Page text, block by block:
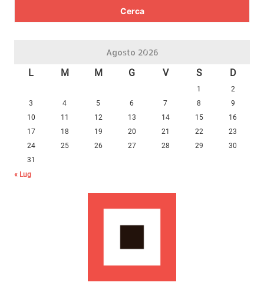
Agosto 2026
L M M G V S D
1
2
3
4 5 6 7 8
9
10
11 12 13 14 15
16
17
18 19 20 21 22
23
24
25 26 27 28 29
30
31
« Lug